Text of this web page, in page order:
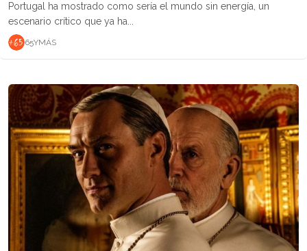
Portugal ha mostrado como sería el mundo sin energía, un
escenario crítico que ya ha...
65YMÁS